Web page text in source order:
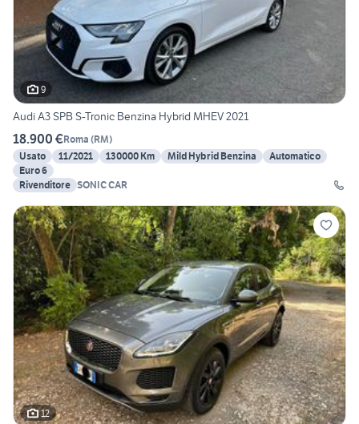
9
Audi A3 SPB S-Tronic Benzina Hybrid MHEV 2021
18.900 €Roma (RM)
Usato
11/2021 130000 Km Mild Hybrid Benzina
Automatico
Euro 6
Rivenditore SONIC CAR
12